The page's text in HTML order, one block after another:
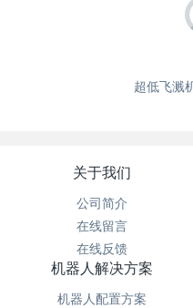
超低飞溅
关于我们
公司简介
在线留言
在线反馈
机器人解决方案
机器人配置方案